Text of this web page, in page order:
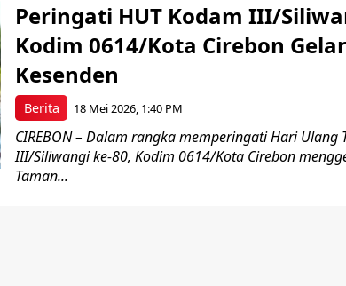
Berita
Peringati HUT Kodam III/
Kodim 0614/Kota Cirebon
Kesenden
18 Mei 2026, 1:40 PM
CIREBON – Dalam rangka memperingati Hari Ulang
III/Siliwangi ke-80, Kodim 0614/Kota Cirebon
Taman...